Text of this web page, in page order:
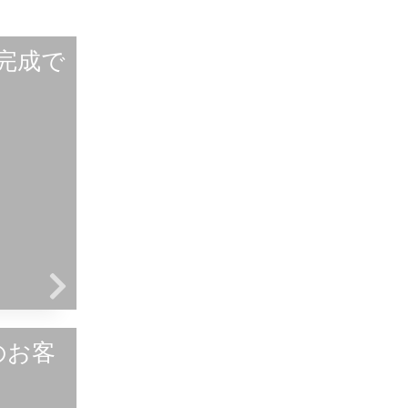
成で
客